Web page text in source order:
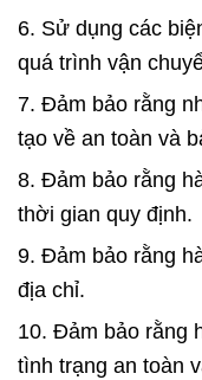
6. Sử dụng các
quá trình vận
7. Đảm bảo rằng
tạo về an toàn và
8. Đảm bảo rằng
thời gian quy định.
9. Đảm bảo rằng
địa chỉ.
10. Đảm bảo rằng
tình trạng an toàn